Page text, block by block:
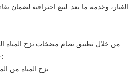
الغيار، وخدمة ما بعد البيع احترافية لضمان
من خلال تطبيق نظام مضخات نزح
حققت عملية التعدين ما يلي:
نزح المياه من